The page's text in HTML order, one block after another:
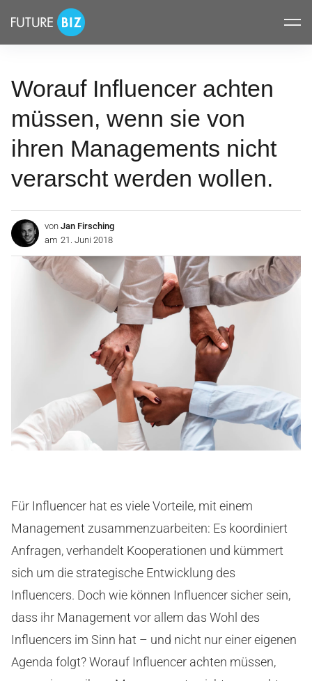
überspringen
FUTUREBIZ
Worauf Influencer achten
müssen, wenn sie von
ihren Managements nicht
verarscht werden wollen.
von Jan Firsching
am 21. Juni 2018
Für Influencer hat es viele Vorteile, mit einem
Management zusammenzuarbeiten: Es koordiniert
Anfragen, verhandelt Kooperationen und kümmert
sich um die strategische Entwicklung des
Influencers. Doch wie können Influencer sicher sein,
dass ihr Management vor allem das Wohl des
Influencers im Sinn hat – und nicht nur einer eigenen
Agenda folgt?Worauf Influencer achten müssen,